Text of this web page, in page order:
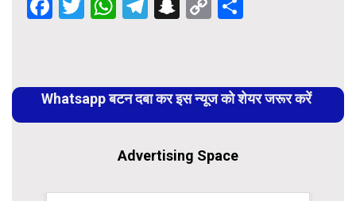
Facebook
Twitter
WhatsApp
Telegram
Snapchat
Copy
Reading
Whatsapp बटन दबा कर इस न्यूज को शेयर जरूर करें
Advertising Space